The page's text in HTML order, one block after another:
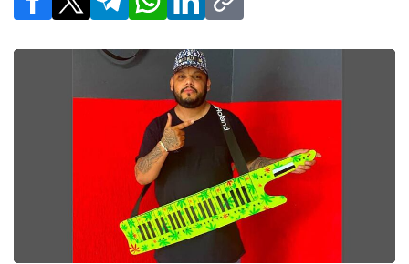
Facebook
X TelegramWhatsApp
LinkedInCopy link